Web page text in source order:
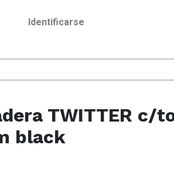
Identificarse
TWITTER c/
black